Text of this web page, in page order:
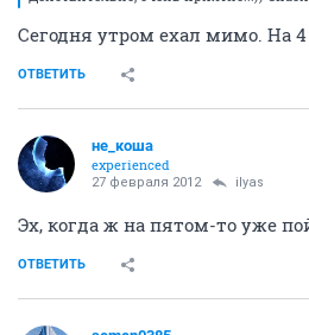
Сегодня утром ехал мимо. На
ОТВЕТИТЬ
не_коша
experienced
27 февраля 2012 ilyas
Эх, когда ж на пятом-то уже
ОТВЕТИТЬ